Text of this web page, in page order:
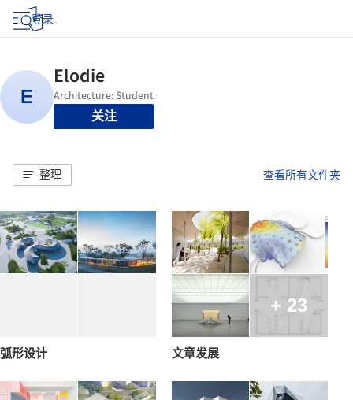
登录
关注
整理 查看所有文件夹
弧形设计
+ 23
文章发展